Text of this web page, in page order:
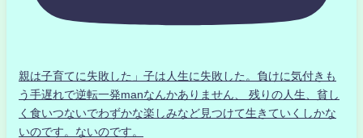
親は子育てに失敗した」子は人生に失敗した。負けに気付きも
う手遅れで逆転一発manなんかありません、 残りの人生、貧し
く食いつないでわずかな楽しみなど見つけて生きていくしかな
いのです。ないのです。